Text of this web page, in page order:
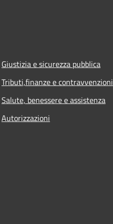
Giustizia e sicurezza pubblica
Tributi,finanze e contravvenzioni
Salute, benessere e assistenza
Autorizzazioni